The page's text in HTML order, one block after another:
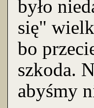
było
się"
bo
szkoda.
abyśmy